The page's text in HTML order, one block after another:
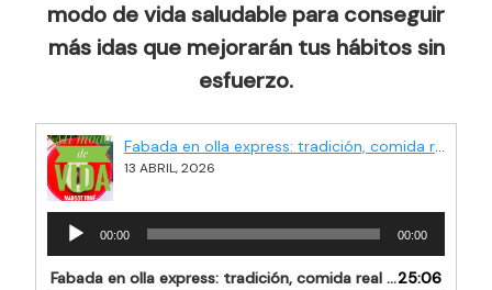
modo de vida saludable para conseguir
más idas que mejorarán tus hábitos sin
esfuerzo.
Fabada en olla express: tradición, comida real y rapidez en la cocina
13 ABRIL, 2026
Reproductor
audio
00:00 00:00
Fabada en olla express: tradición, comida real y rapidez en la cocina25:06